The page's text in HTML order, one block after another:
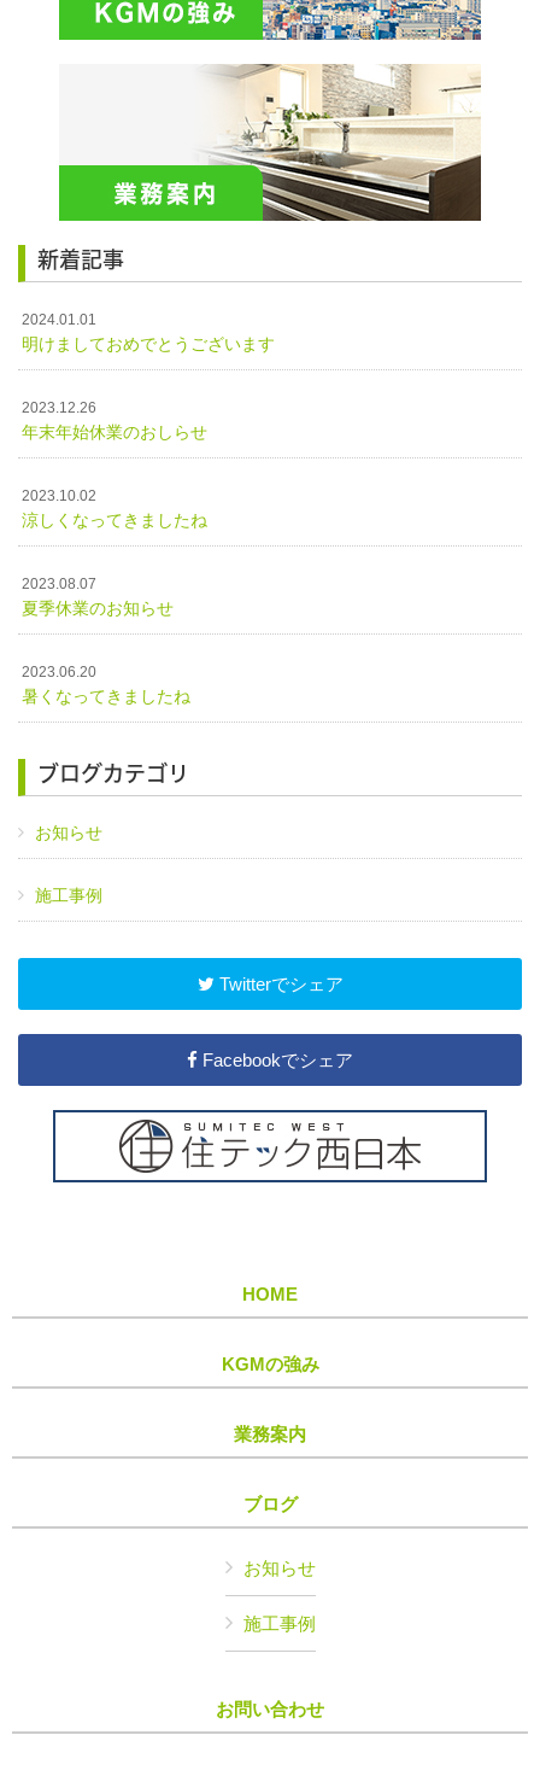
新着記事
2024.01.01
明けましておめでとうございます
2023.12.26
年末年始休業のおしらせ
2023.10.02
涼しくなってきましたね
2023.08.07
夏季休業のお知らせ
2023.06.20
暑くなってきましたね
ブログカテゴリ
お知らせ
施工事例
Twitterでシェア
Facebookでシェア
HOME
KGMの強み
業務案内
ブログ
お知らせ
施工事例
お問い合わせ